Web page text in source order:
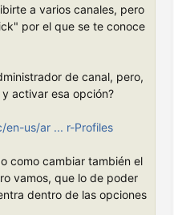
a varios canales, pero
por el que se te conoce
de canal, pero,
activar esa opción?
us/ar ... r-Profiles
como cambiar también el
vamos, que lo de poder
dentro de las opciones